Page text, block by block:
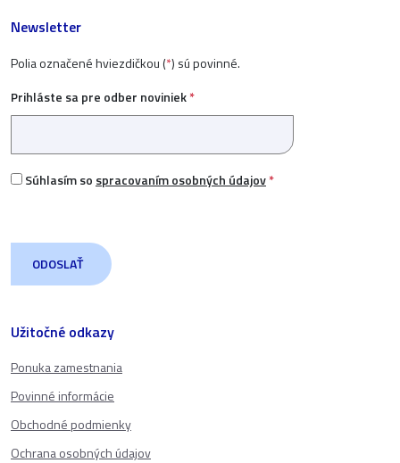
Užitočné odkazy
Ponuka zamestnania
Povinné informácie
Obchodné podmienky
Ochrana osobných údajov
Newsletter
Polia označené hviezdičkou (*) sú povinné.
Prihláste sa pre odber noviniek*
Súhlasím so spracovaním osobných údajov*